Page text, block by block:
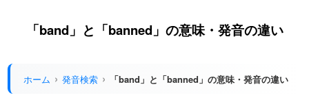
「band」と「banned」の意味・発音の違い
ホーム 発音検索 「band」と「banned」の意味・発音の違い